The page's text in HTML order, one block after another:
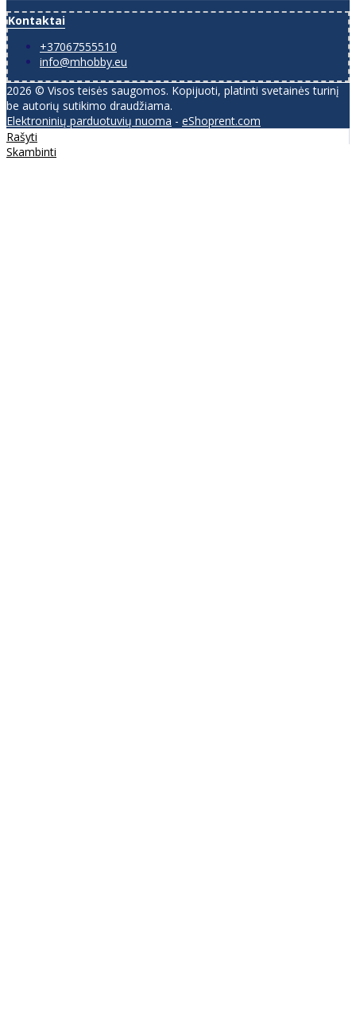
Kontaktai
+37067555510
info@mhobby.eu
2026 © Visos teisės saugomos. Kopijuoti, platinti svetainės turinį
be autorių sutikimo draudžiama.
Elektroninių parduotuvių nuoma - eShoprent.com
Rašyti
Skambinti